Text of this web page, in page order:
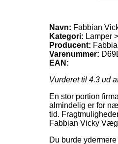
Navn: Fabbian
Kategori: Lamper
Producent:
Varenummer:
EAN:
Vurderet til 4.3 ud
En stor portion
almindelig er for
tid.
Fabbian Vicky
Du burde